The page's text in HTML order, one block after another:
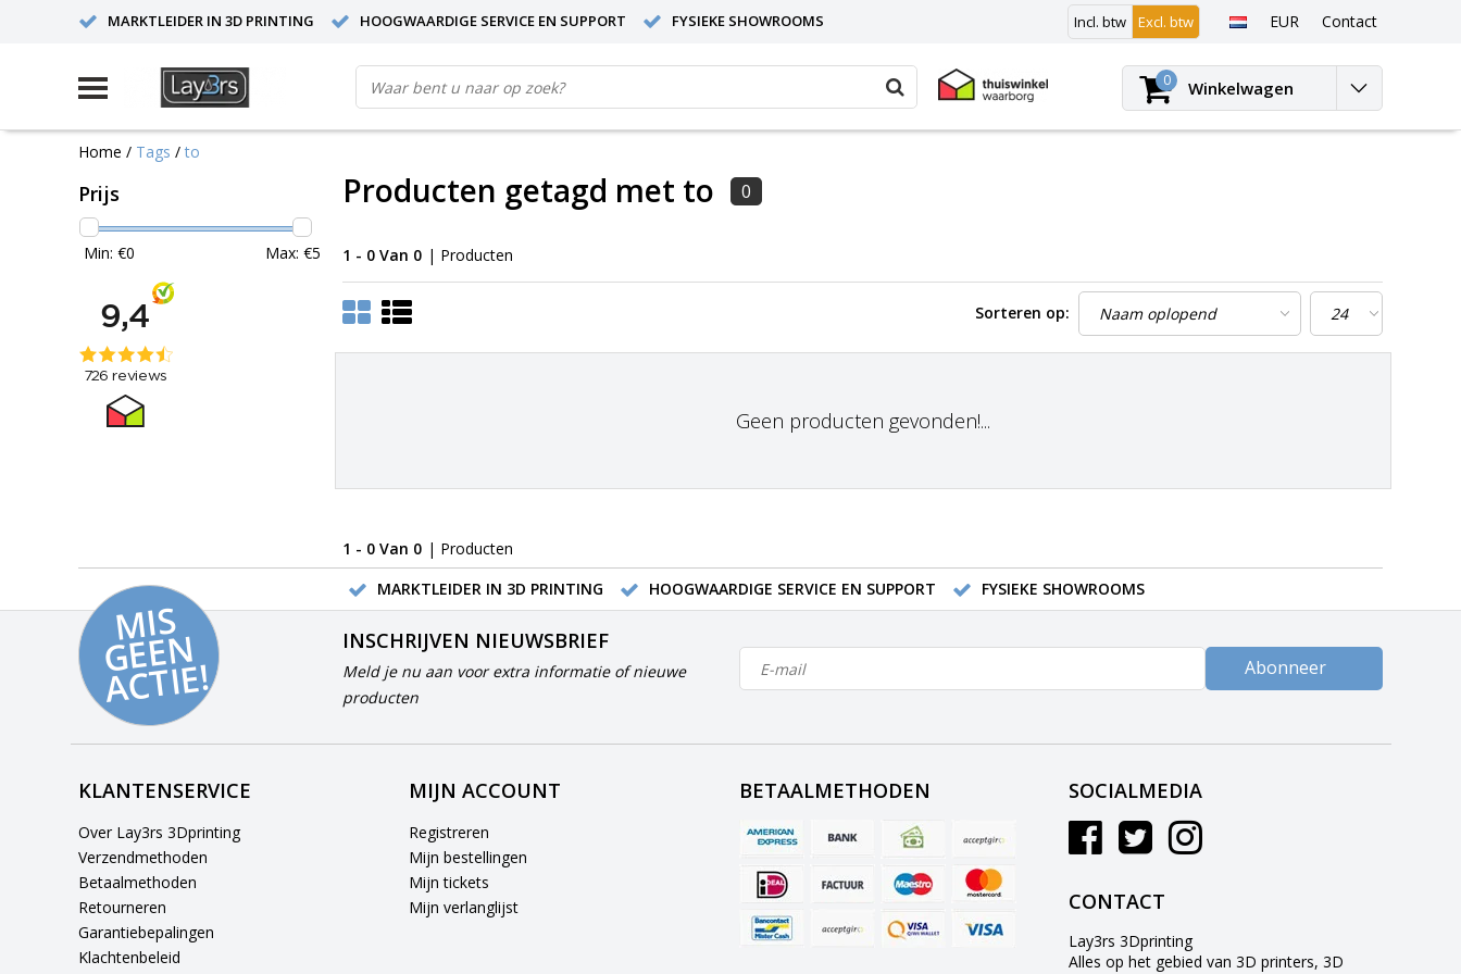
MARKTLEIDER IN 3D PRINTING HOOGWAARDIGE SERVICE EN SUPPORT FYSIEKE SHOWROOMS Incl. btw Excl. btw EUR Contact
Inloggen
0 Winkelwagen
Home / Tags /to
Prijs
Min: €0 Max: €5
Producten getagd met to 0
1 - 0 Van 0 | Producten
Sorteren op:
Geen producten gevonden!...
1 - 0 Van 0 | Producten
MARKTLEIDER IN 3D PRINTING
HOOGWAARDIGE SERVICE EN SUPPORT FYSIEKE SHOWROOMS
MI
S
G
E
E
N
A
C
TI
E!
INSCHRIJVEN NIEUWSBRIEF
Meld je nu aan voor extra informatie of nieuwe
producten
Abonneer
KLANTENSERVICE
Over Lay3rs 3Dprinting
Verzendmethoden
Betaalmethoden
Retourneren
Garantiebepalingen
Klachtenbeleid
MIJN ACCOUNT
Registreren
Mijn bestellingen
Mijn tickets
Mijn verlanglijst
BETAALMETHODEN SOCIALMEDIA
CONTACT
Lay3rs 3Dprinting
Alles op het gebied van 3D printers, 3D